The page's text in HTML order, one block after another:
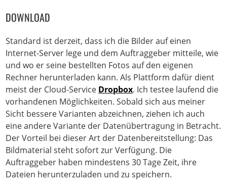
DOWNLOAD
Standard ist derzeit, dass ich die Bilder auf einen
Internet-Server lege und dem Auftraggeber mitteile, wie
und wo er seine bestellten Fotos auf den eigenen
Rechner herunterladen kann. Als Plattform dafür dient
meist der Cloud-Service Dropbox. Ich testee laufend die
vorhandenen Möglichkeiten. Sobald sich aus meiner
Sicht bessere Varianten abzeichnen, ziehen ich auch
eine andere Variante der Datenübertragung in Betracht.
Der Vorteil bei dieser Art der Datenbereitstellung: Das
Bildmaterial steht sofort zur Verfügung. Die
Auftraggeber haben mindestens 30 Tage Zeit, ihre
Dateien herunterzuladen und zu speichern.